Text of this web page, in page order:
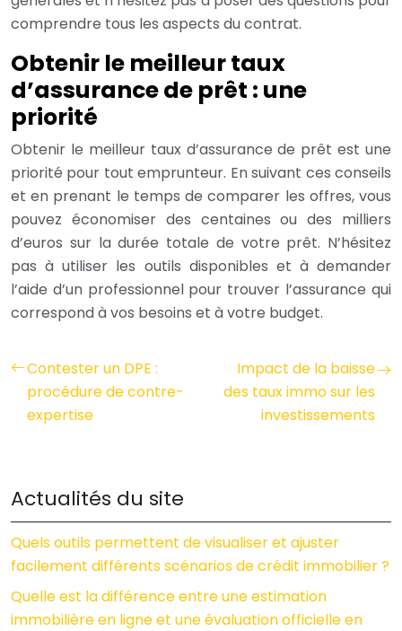
comprendre tous les aspects du contrat.
Obtenir le meilleur taux
d’assurance de prêt : une
priorité
Obtenir le meilleur taux d’assurance de prêt est une
priorité pour tout emprunteur. En suivant ces conseils
et en prenant le temps de comparer les offres, vous
pouvez économiser des centaines ou des milliers
d’euros sur la durée totale de votre prêt. N’hésitez
pas à utiliser les outils disponibles et à demander
l’aide d’un professionnel pour trouver l’assurance qui
correspond à vos besoins et à votre budget.
Contester un DPE :
procédure de contre-
expertise
Impact de la baisse
des taux immo sur les
investissements
Actualités du site
Quels outils permettent de visualiser et ajuster
facilement différents scénarios de crédit immobilier ?
Quelle est la différence entre une estimation
immobilière en ligne et une évaluation officielle en